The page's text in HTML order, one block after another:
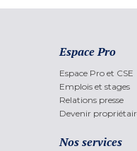
Espace Pro
Espace Pro et CSE
Emplois et stages
Relations presse
Devenir
Nos services